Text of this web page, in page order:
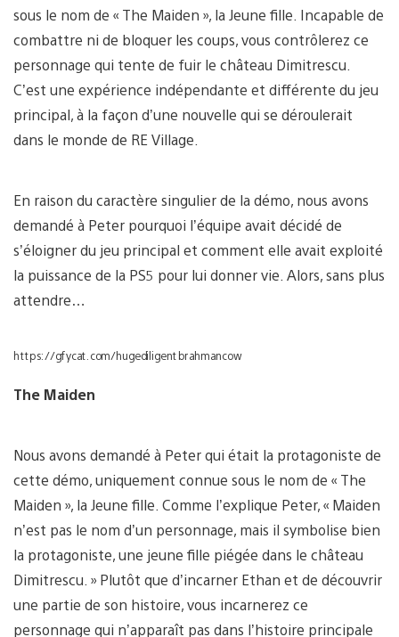
sous le nom de « The Maiden », la Jeune fille. Incapable de
combattre ni de bloquer les coups, vous contrôlerez ce
personnage qui tente de fuir le château Dimitrescu.
C’est une expérience indépendante et différente du jeu
principal, à la façon d’une nouvelle qui se déroulerait
dans le monde de RE Village.
En raison du caractère singulier de la démo, nous avons
demandé à Peter pourquoi l’équipe avait décidé de
s’éloigner du jeu principal et comment elle avait exploité
la puissance de la PS5 pour lui donner vie. Alors, sans plus
attendre…
https://gfycat.com/hugediligentbrahmancow
The Maiden
Nous avons demandé à Peter qui était la protagoniste de
cette démo, uniquement connue sous le nom de « The
Maiden », la Jeune fille. Comme l’explique Peter, « Maiden
n’est pas le nom d’un personnage, mais il symbolise bien
la protagoniste, une jeune fille piégée dans le château
Dimitrescu. » Plutôt que d’incarner Ethan et de découvrir
une partie de son histoire, vous incarnerez ce
personnage qui n’apparaît pas dans l’histoire principale